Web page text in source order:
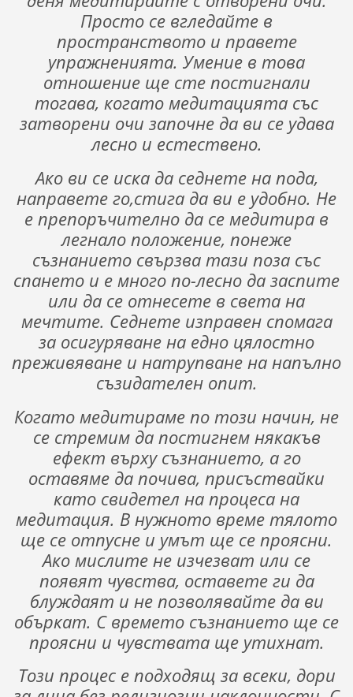
Просто се вгледайте в
пространството и правете
упражненията. Умение в това
отношение ще сте постигнали
тогава, когато медитацията със
затворени очи започне да ви се удава
лесно и естествено.
Ако ви се иска да седнете на пода,
направете го,стига да ви е удобно. Не
е препоръчително да се медитира в
легнало положение, понеже
съзнанието свързва тази поза със
спането и е много по-лесно да заспите
или да се отнесете в света на
мечтите. Седнете изправен спомага
за осигуряване на едно цялостно
преживяване и натрупване на напълно
съзидателен опит.
Когато медитираме по този начин, не
се стремим да постигнем някакъв
ефект върху съзнанието, а го
оставяме да почива, присъствайки
като свидетел на процеса на
медитация. В нужното време тялото
ще се отпусне и умът ще се проясни.
Ако мислите не изчезват или се
появят чувства, оставете ги да
блуждаят и не позволявайте да ви
объркат. С времето съзнанието ще се
проясни и чувствата ще утихнат.
Този процес е подходящ за всеки, дори